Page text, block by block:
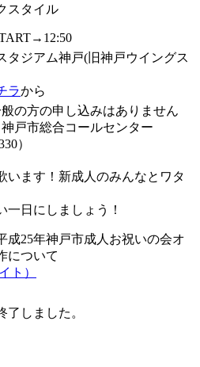
スタイル
タジアム神戸(旧神戸ウイングス
ラから
の方の申し込みはありません
戸市総合コールセンター
）
います！新成人のみんなとワタ
一日にしましょう！
成25年神戸市成人お祝いの会オ
について
ト）
了しました。